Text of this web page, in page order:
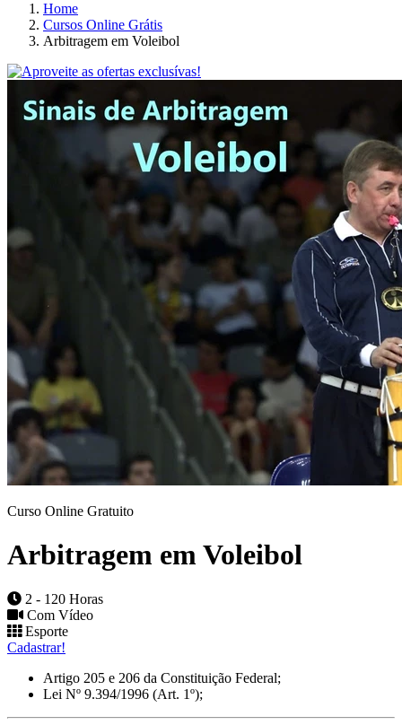
Home
Cursos Online Grátis
Arbitragem em Voleibol
Curso Online Gratuito
Arbitragem em Voleibol
2 - 120 Horas
Com Vídeo
Esporte
Cadastrar!
Artigo 205 e 206 da Constituição Federal;
Lei Nº 9.394/1996 (Art. 1º);